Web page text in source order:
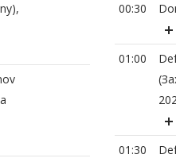
00:30
01:00
01:30